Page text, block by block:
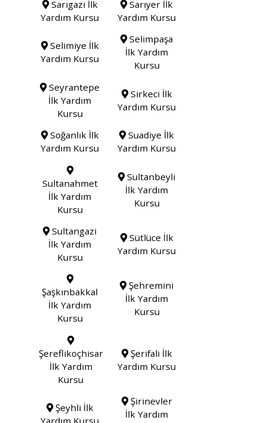
Sarıgazi İlk
Yardım Kursu
Sarıyer İlk
Yardım Kursu
Selimiye İlk
Yardım Kursu
Selimpaşa
İlk Yardım
Kursu
Seyrantepe
İlk Yardım
Kursu
Sirkeci İlk
Yardım Kursu
Soğanlık İlk
Yardım Kursu
Suadiye İlk
Yardım Kursu
Sultanahmet
İlk Yardım
Kursu
Sultanbeyli
İlk Yardım
Kursu
Sultangazi
İlk Yardım
Kursu
Sütlüce İlk
Yardım Kursu
Şaşkınbakkal
İlk Yardım
Kursu
Şehremini
İlk Yardım
Kursu
Şereflikoçhisar
İlk Yardım
Kursu
Şerifali İlk
Yardım Kursu
Şeyhli İlk
Şirinevler
İlk Yardım